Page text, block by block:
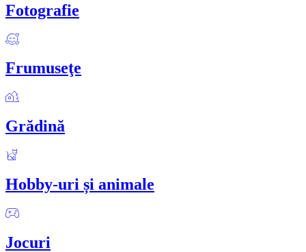
Fotografie
Frumuseţe
Grădină
Hobby-uri și animale
Jocuri